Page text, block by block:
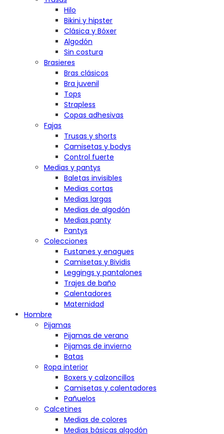
Hilo
Bikini y hipster
Clásica y Bóxer
Algodón
Sin costura
Brasieres
Bras clásicos
Bra juvenil
Tops
Strapless
Copas adhesivas
Fajas
Trusas y shorts
Camisetas y bodys
Control fuerte
Medias y pantys
Baletas invisibles
Medias cortas
Medias largas
Medias de algodón
Medias panty
Pantys
Colecciones
Fustanes y enagues
Camisetas y Bividis
Leggings y pantalones
Trajes de baño
Calentadores
Maternidad
Hombre
Pijamas
Pijamas de verano
Pijamas de invierno
Batas
Ropa interior
Boxers y calzoncillos
Camisetas y calentadores
Pañuelos
Calcetines
Medias de colores
Medias básicas algodón